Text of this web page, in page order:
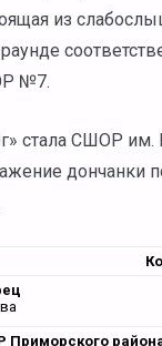
из
№7.
стала СШОР им.
дончанки
Приморского